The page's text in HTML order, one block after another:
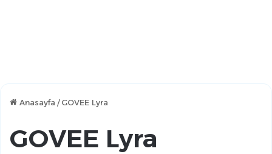
Anasayfa / GOVEE Lyra
GOVEE Lyra